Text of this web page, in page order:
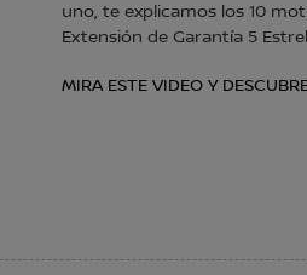
uno, te explicamos los 10
Extensión de Garantía 5
MIRA ESTE VIDEO Y